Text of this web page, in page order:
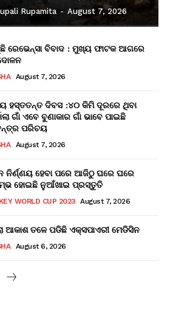
Rupamita - August 7, 2026
ରେଭେନ୍ସା ବିବାଦ : ମୁଖ୍ୟ ଫାଟକ ଆଗରେ
August 7, 2026
ହସ୍ତତନ୍ତ ଦିବସ :୪୦ କିମି ଦୂରରେ ଥିବା
ଗାଁ ଏବେ ବୁଣାକାର ଗାଁ ଭାବେ ପାଇଛି
ପରିଚୟ
August 7, 2026
ନିର୍ଣ୍ଣୟ ହେବା ପରେ ଆଜିଠୁ ଘରେ ଘରେ
ହୋଇଛି ନୁଆଁଖାଇ ପ୍ରସ୍ତୁତି
WORLD CUP 2023 August 7, 2026
ଆକାଶ ତଳେ ପଡିଛି ଏକ୍ସପାଏରୀ ମେଡିସିନ
August 6, 2026